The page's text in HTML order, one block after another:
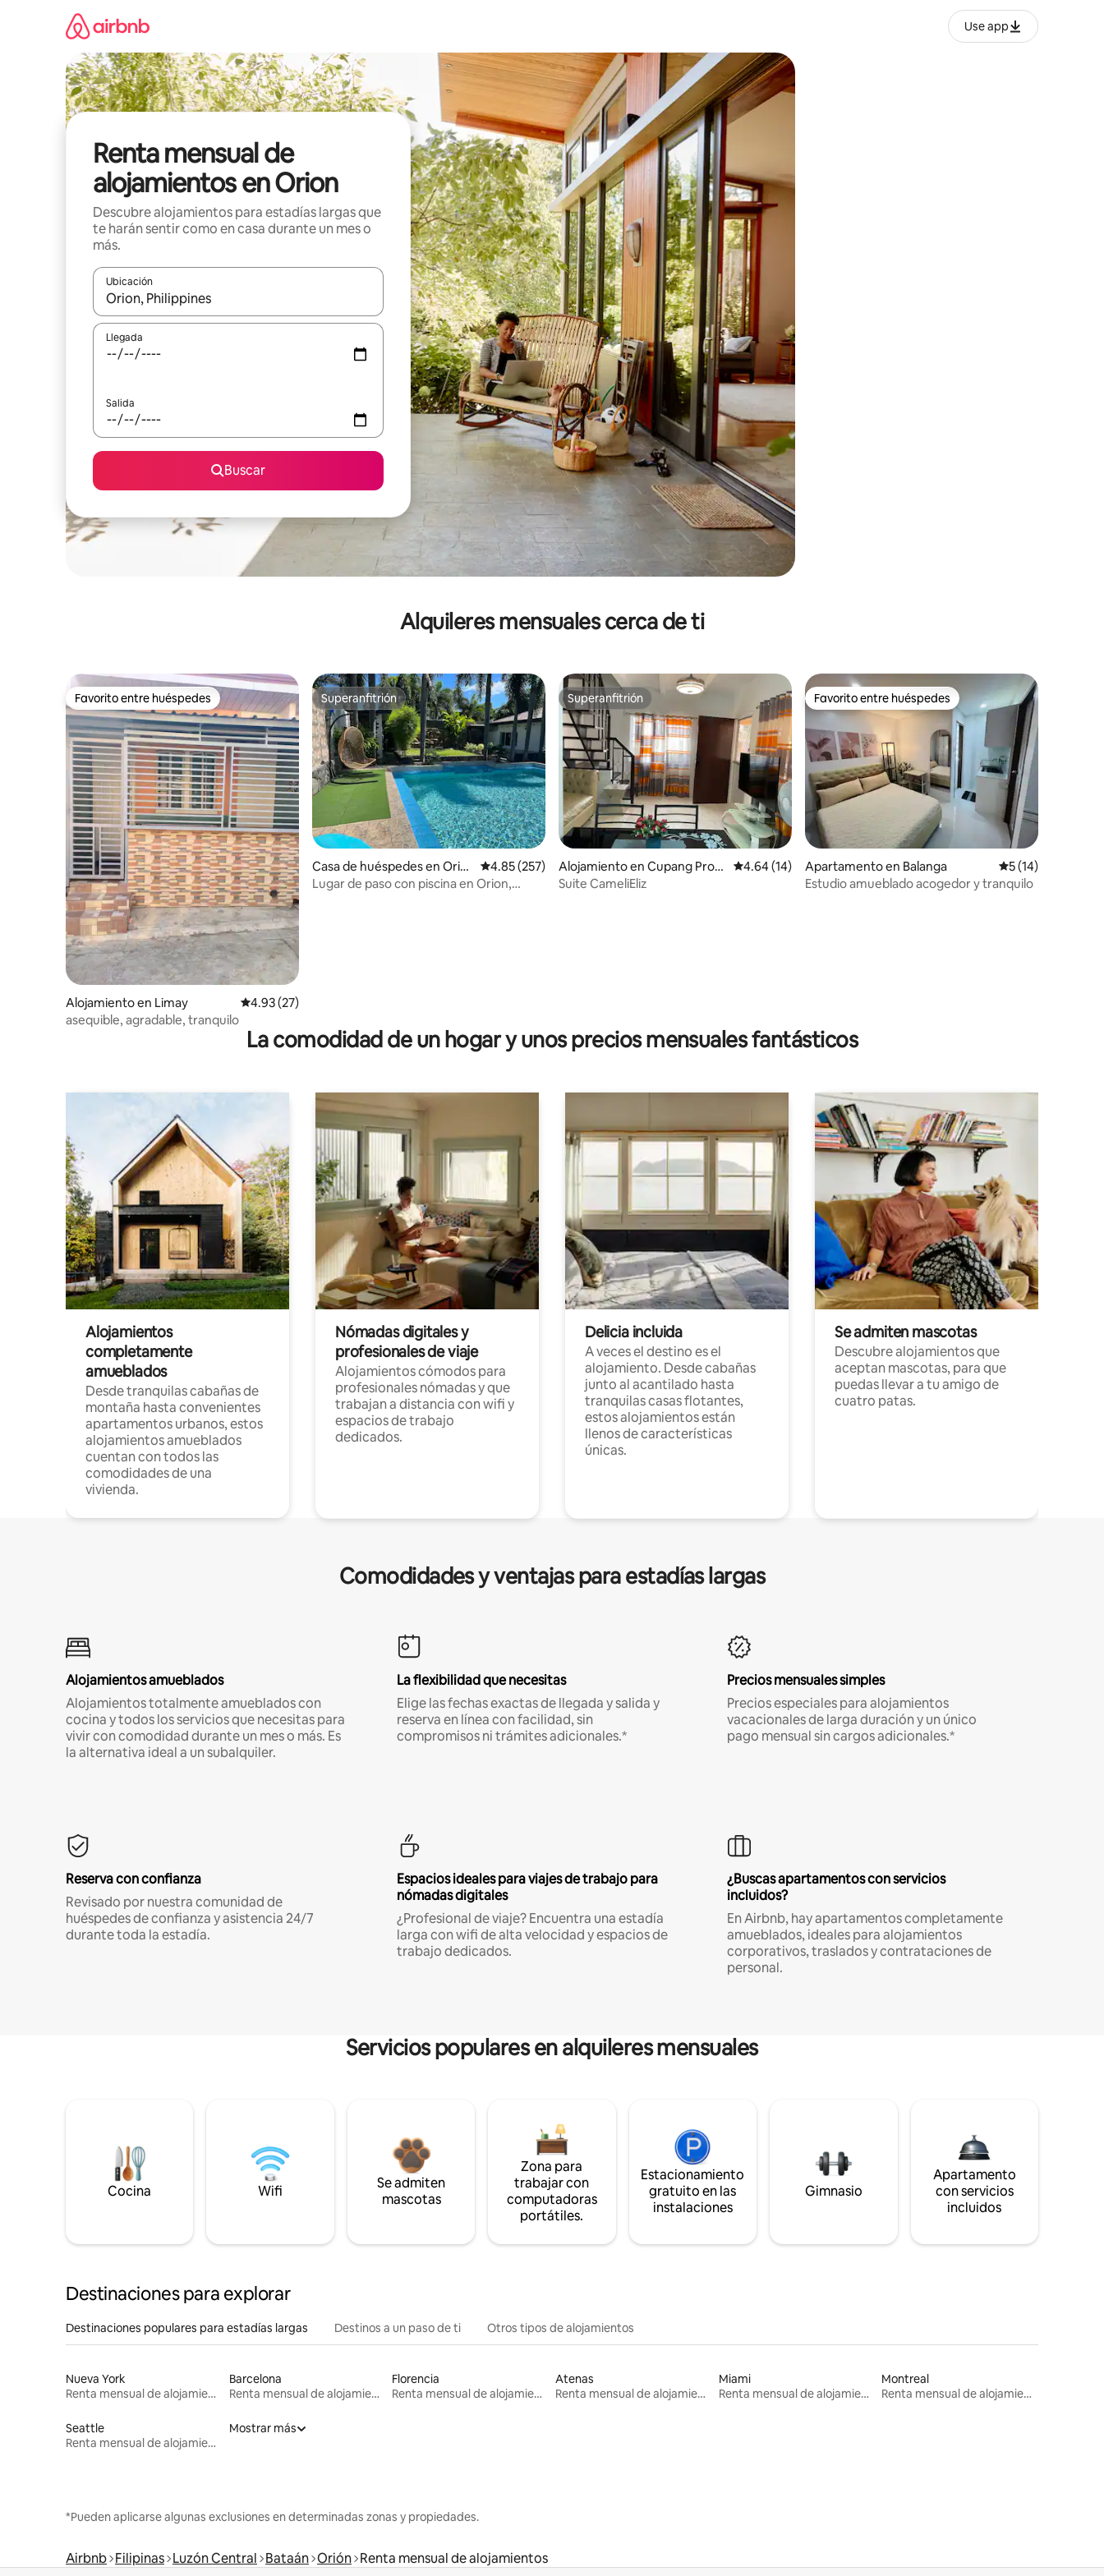
Use app
Renta mensual de
alojamientos en Orion
Descubre alojamientos para estadías largas que
te harán sentir como en casa durante un mes o
más.
Ubicación
Cuando los resultados estén disponibles, navega con las teclas de flecha hacia arriba y hacia abajo o explora con el tacto o desliza el dedo.
Llegada
Salida
Buscar
Alquileres mensuales cerca de ti
Favorito entre huéspedes
Favorito entre huéspedes
Alojamiento en Limay Calificación promedio: 4.93 de 5, 27 reseñas
4.93 (27)
asequible, agradable, tranquilo
Superanfitrión
Superanfitrión
Casa de huéspedes en Orio
n
Calificación promedio: 4.85 de 5, 257 reseñas
4.85 (257)
Lugar de paso con piscina en Orion,
Superanfitrión
Superanfitrión
Alojamiento en Cupang Prop
er
Calificación promedio: 4.64 de 5, 14 reseñas
4.64 (14)
Suite CameliEliz
Favorito entre huéspedes
Favorito entre huéspedes
Apartamento en Balanga Calificación
5 (14)
Estudio amueblado acogedor y tranquilo
La comodidad de un hogar y unos precios mensuales fantásticos
Alojamientos
completamente
amueblados
Desde tranquilas cabañas de
montaña hasta convenientes
apartamentos urbanos, estos
alojamientos amueblados
cuentan con todos las
comodidades de una
vivienda.
Nómadas digitales y
profesionales de viaje
Alojamientos cómodos para
profesionales nómadas y que
trabajan a distancia con wifi y
espacios de trabajo
dedicados.
Delicia incluida
A veces el destino es el
alojamiento. Desde cabañas
junto al acantilado hasta
tranquilas casas flotantes,
estos alojamientos están
llenos de características
únicas.
Se admiten mascotas
Descubre alojamientos que
aceptan mascotas, para que
puedas llevar a tu amigo de
cuatro patas.
Comodidades y ventajas para estadías largas
Alojamientos amueblados
Alojamientos totalmente amueblados con
cocina y todos los servicios que necesitas para
vivir con comodidad durante un mes o más. Es
la alternativa ideal a un subalquiler.
La flexibilidad que necesitas
Elige las fechas exactas de llegada y salida y
reserva en línea con facilidad, sin
compromisos ni trámites adicionales.*
Precios mensuales simples
Precios especiales para alojamientos
vacacionales de larga duración y un único
pago mensual sin cargos adicionales.*
Reserva con confianza
Revisado por nuestra comunidad de
huéspedes de confianza y asistencia 24/7
durante toda la estadía.
Espacios ideales para viajes de trabajo para
nómadas digitales
¿Profesional de viaje? Encuentra una estadía
larga con wifi de alta velocidad y espacios de
trabajo dedicados.
¿Buscas apartamentos con servicios
incluidos?
En Airbnb, hay apartamentos completamente
amueblados, ideales para alojamientos
corporativos, traslados y contrataciones de
personal.
Servicios populares en alquileres mensuales
Cocina Wifi
Se admiten
mascotas
Zona para
trabajar con
computadoras
portátiles.
Estacionamiento
gratuito en las
instalaciones
Gimnasio
Apartamento
con servicios
incluidos
Destinaciones para explorar
Destinaciones populares para estadías largas Destinos a un paso de ti Otros tipos de alojamientos
Nueva York
Renta mensual de alojamientos
Barcelona
Renta mensual de alojamientos
Florencia
Renta mensual de alojamientos
Atenas
Renta mensual de alojamientos
Miami
Renta mensual de alojamientos
Montreal
Renta mensual de alojamientos
Seattle
Renta mensual de alojamientos
Mostrar más
*Pueden aplicarse algunas exclusiones en determinadas zonas y propiedades.
Airbnb Filipinas Luzón Central Bataán Orión Renta mensual de alojamientos